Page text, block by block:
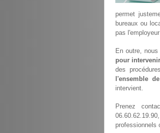
permet
bureaux ou
pas
En outre, nous
pour intervenir
des
l'ensemble
intervient.
Prenez
professionnels